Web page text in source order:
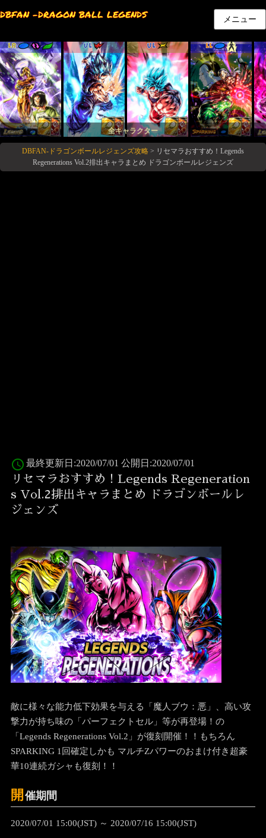
DBFAN -DRAGON BALL LEGENDS メニュー
LR UL UL LL
全キャラクター
DBFAN-ドラゴンボールレジェンズ攻略 > リセマラおすすめ！Legends
Regenerations Vol.2排出キャラまとめ ドラゴンボールレジェンズ
access_time 最終更新日:2020/07/01 公開日:2020/07/01
リセマラおすすめ！Legends Regeneration
s Vol.2排出キャラまとめ ドラゴンボールレ
ジェンズ
敵に様々な能力低下効果を与える「魔人ブウ：悪」、高い攻
撃力が持ち味の「パーフェクトセル」等が再登場！の
「Legends Regenerations Vol.2」が復刻開催！！もちろん
SPARKING 1回確定しかも マルチZパワーのおまけ付き超豪
華10連続ガシャも復刻！！
開 催期間
2020/07/01 15:00(JST) ～ 2020/07/16 15:00(JST)